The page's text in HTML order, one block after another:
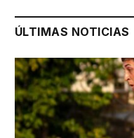
ÚLTIMAS NOTICIAS